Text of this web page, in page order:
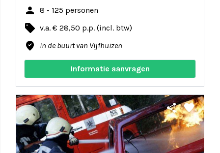
person 8 - 125 personen
local_offer v.a. € 28,50 p.p. (incl. btw)
where_to_vote In de buurt van Vijfhuizen
Informatie aanvragen
share favorite